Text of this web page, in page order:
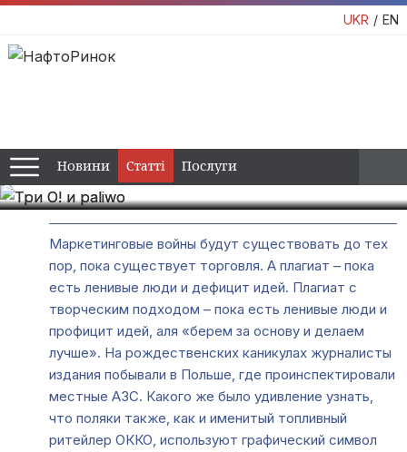
UKR EN
Новини Статті Послуги
Три О! и paliwo
13:00 / 14 січня, 2019
Володимир Дольник
Маркетинговые войны будут существовать до тех
пор, пока существует торговля. А плагиат – пока
есть ленивые люди и дефицит идей. Плагиат с
творческим подходом – пока есть ленивые люди и
профицит идей, аля «берем за основу и делаем
лучше». На рождественских каникулах журналисты
издания побывали в Польше, где проинспектировали
местные АЗС. Какого же было удивление узнать,
что поляки также, как и именитый топливный
ритейлер ОККО, используют графический символ